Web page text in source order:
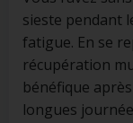
sieste pendant
fatigue. En se
récupération
bénéfique
longues